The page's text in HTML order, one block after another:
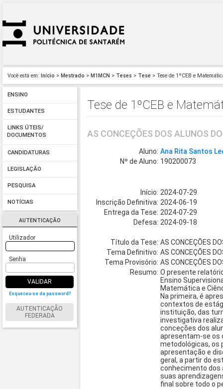
Você está em: Início > Mestrado > M1MCN > Teses > Tese > Tese de 1ºCEB e
ENSINO
ESTUDANTES
LINKS ÚTEIS/
DOCUMENTOS
CANDIDATURAS
LEGISLAÇÃO
PESQUISA
NOTÍCIAS
AUTENTICAÇÃO
Utilizador
Senha
VALIDAR
Esqueceu-se da password?
AUTENTICAÇÃO
FEDERADA
Tese de 1ºCEB e
AS CONCEÇÕES DOS ALUNOS
Aluno: Ana Rita Santos
Nº de Aluno: 190200073
Início: 2024-07-29
Inscrição Definitiva: 2024-06-19
Entrega da Tese: 2024-07-29
Defesa: 2024-09-18
Título da Tese: AS CONCEÇÕES
Tema Definitivo: AS CONCEÇÕES
Tema Provisório: AS CONCEÇÕES
Resumo: O presente
Ensino
Matemática e
Na primeira, é
contextos de
instituição, das
investigativa
conceções dos
apresentam-se os
metodológicas, os
apresentação e
geral, a partir do
conhecimento dos
suas
final sobre todo o